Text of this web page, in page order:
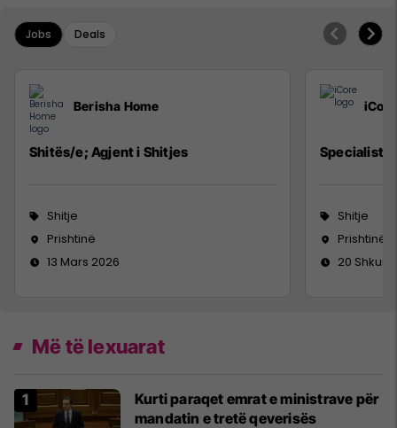
Jobs Deals
Berisha Home
Shitës/e; Agjent i Shitjes
Shitje
Prishtinë
13 Mars 2026
iCore
Specialist i
Shitje
Prishtinë
20 Shkurt
Më të lexuarat
Kurti paraqet emrat e ministrave për
mandatin e tretë qeverisës